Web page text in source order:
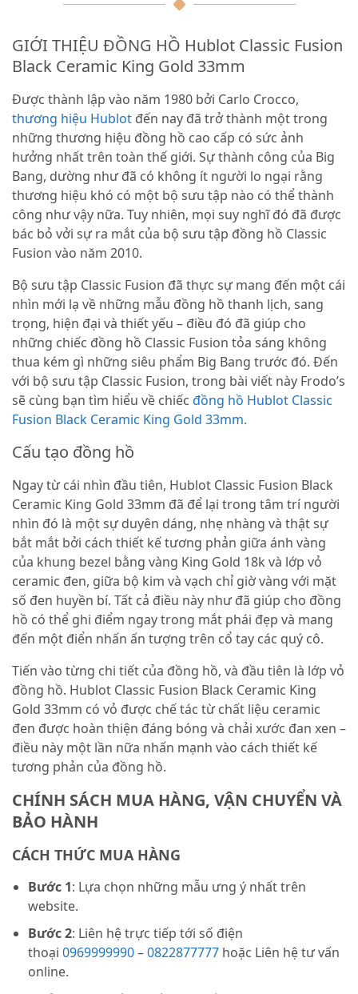
GIỚI THIỆU ĐỒNG HỒ Hublot Classic Fusion
Black Ceramic King Gold 33mm
Được thành lập vào năm 1980 bởi Carlo Crocco,
thương hiệu Hublot đến nay đã trở thành một trong
những thương hiệu đồng hồ cao cấp có sức ảnh
hưởng nhất trên toàn thế giới. Sự thành công của Big
Bang, dường như đã có không ít người lo ngại rằng
thương hiệu khó có một bộ sưu tập nào có thể thành
công như vậy nữa. Tuy nhiên, mọi suy nghĩ đó đã được
bác bỏ vởi sự ra mắt của bộ sưu tập đồng hồ Classic
Fusion vào năm 2010.
Bộ sưu tập Classic Fusion đã thực sự mang đến một cái
nhìn mới lạ về những mẫu đồng hồ thanh lịch, sang
trọng, hiện đại và thiết yếu – điều đó đã giúp cho
những chiếc đồng hồ Classic Fusion tỏa sáng không
thua kém gì những siêu phẩm Big Bang trước đó. Đến
với bộ sưu tập Classic Fusion, trong bài viết này Frodo’s
sẽ cùng bạn tìm hiểu về chiếc đồng hồ Hublot Classic
Fusion Black Ceramic King Gold 33mm.
Cấu tạo đồng hồ
Ngay từ cái nhìn đầu tiên, Hublot Classic Fusion Black
Ceramic King Gold 33mm đã để lại trong tâm trí người
nhìn đó là một sự duyên dáng, nhẹ nhàng và thật sự
bắt mắt bởi cách thiết kế tương phản giữa ánh vàng
của khung bezel bằng vàng King Gold 18k và lớp vỏ
ceramic đen, giữa bộ kim và vạch chỉ giờ vàng với mặt
số đen huyền bí. Tất cả điều này như đã giúp cho đồng
hồ có thể ghi điểm ngay trong mắt phái đẹp và mang
đến một điển nhấn ấn tượng trên cổ tay các quý cô.
Tiến vào từng chi tiết của đồng hồ, và đầu tiên là lớp vỏ
đồng hồ. Hublot Classic Fusion Black Ceramic King
Gold 33mm có vỏ được chế tác từ chất liệu ceramic
đen được hoàn thiện đáng bóng và chải xước đan xen –
điều này một lần nữa nhấn mạnh vào cách thiết kế
tương phản của đồng hồ.
CHÍNH SÁCH MUA HÀNG, VẬN CHUYỂN VÀ
BẢO HÀNH
CÁCH THỨC MUA HÀNG
Bước 1: Lựa chọn những mẫu ưng ý nhất trên
website.
Bước 2: Liên hệ trực tiếp tới số điện
thoại 0969999990–0822877777 hoặc Liên hệ tư vấn
online.